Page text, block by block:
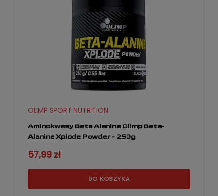
Aminokwasy Beta Alanina Olimp Beta-
Alanine Xplode Powder - 250g
OLIMP SPORT NUTRITION
57,99 zł
DO KOSZYKA